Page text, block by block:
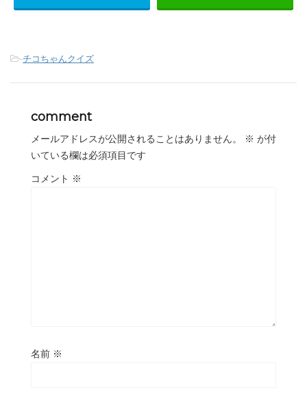
-チコちゃんクイズ
comment
メールアドレスが公開されることはありません。 ※ が付
いている欄は必須項目です
コメント ※
名前 ※